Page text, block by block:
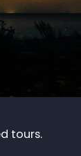
tours.